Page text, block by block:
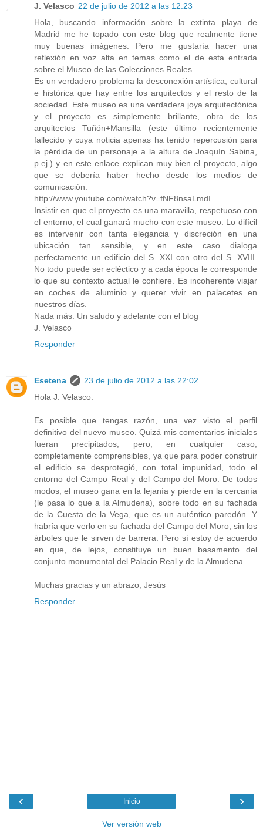
J. Velasco 22 de julio de 2012 a las 12:23
Hola, buscando información sobre la extinta playa de
Madrid me he topado con este blog que realmente tiene
muy buenas imágenes. Pero me gustaría hacer una
reflexión en voz alta en temas como el de esta entrada
sobre el Museo de las Colecciones Reales.
Es un verdadero problema la desconexión artística, cultural
e histórica que hay entre los arquitectos y el resto de la
sociedad. Este museo es una verdadera joya arquitectónica
y el proyecto es simplemente brillante, obra de los
arquitectos Tuñón+Mansilla (este último recientemente
fallecido y cuya noticia apenas ha tenido repercusión para
la pérdida de un personaje a la altura de Joaquín Sabina,
p.ej.) y en este enlace explican muy bien el proyecto, algo
que se debería haber hecho desde los medios de
comunicación.
http://www.youtube.com/watch?v=fNF8nsaLmdI
Insistir en que el proyecto es una maravilla, respetuoso con
el entorno, el cual ganará mucho con este museo. Lo difícil
es intervenir con tanta elegancia y discreción en una
ubicación tan sensible, y en este caso dialoga
perfectamente un edificio del S. XXI con otro del S. XVIII.
No todo puede ser ecléctico y a cada época le corresponde
lo que su contexto actual le confiere. Es incoherente viajar
en coches de aluminio y querer vivir en palacetes en
nuestros días.
Nada más. Un saludo y adelante con el blog
J. Velasco
Responder
Esetena
23 de julio de 2012 a las 22:02
Hola J. Velasco:
Es posible que tengas razón, una vez visto el perfil
definitivo del nuevo museo. Quizá mis comentarios iniciales
fueran precipitados, pero, en cualquier caso,
completamente comprensibles, ya que para poder construir
el edificio se desprotegió, con total impunidad, todo el
entorno del Campo Real y del Campo del Moro. De todos
modos, el museo gana en la lejanía y pierde en la cercanía
(le pasa lo que a la Almudena), sobre todo en su fachada
de la Cuesta de la Vega, que es un auténtico paredón. Y
habría que verlo en su fachada del Campo del Moro, sin los
árboles que le sirven de barrera. Pero sí estoy de acuerdo
en que, de lejos, constituye un buen basamento del
conjunto monumental del Palacio Real y de la Almudena.
Muchas gracias y un abrazo, Jesús
Responder
‹ ›
Inicio
Ver versión web